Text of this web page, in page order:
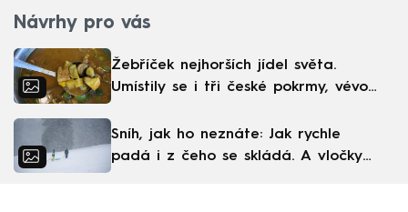
Návrhy pro vás
Žebříček nejhorších jídel světa.
Umístily se i tři české pokrmy, vévodí
Sníh, jak ho neznáte: Jak rychle
padá i z čeho se skládá. A vločky